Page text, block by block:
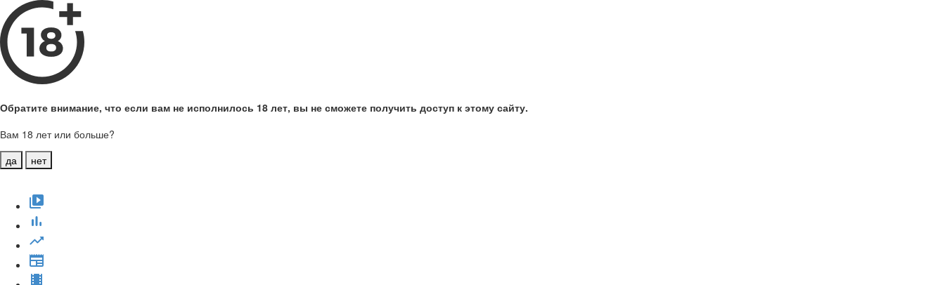
Обратите внимание, что если вам не исполнилось 18 лет, вы не сможете получить доступ к этому сайту.
Вам 18 лет или больше?
да
нет